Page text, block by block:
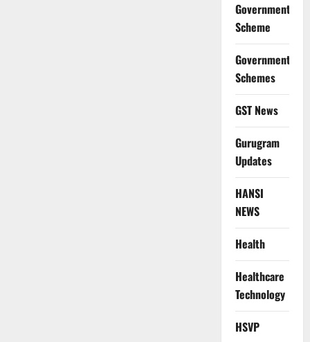
Government
Scheme
Government
Schemes
GST News
Gurugram
Updates
HANSI
NEWS
Health
Healthcare
Technology
HSVP